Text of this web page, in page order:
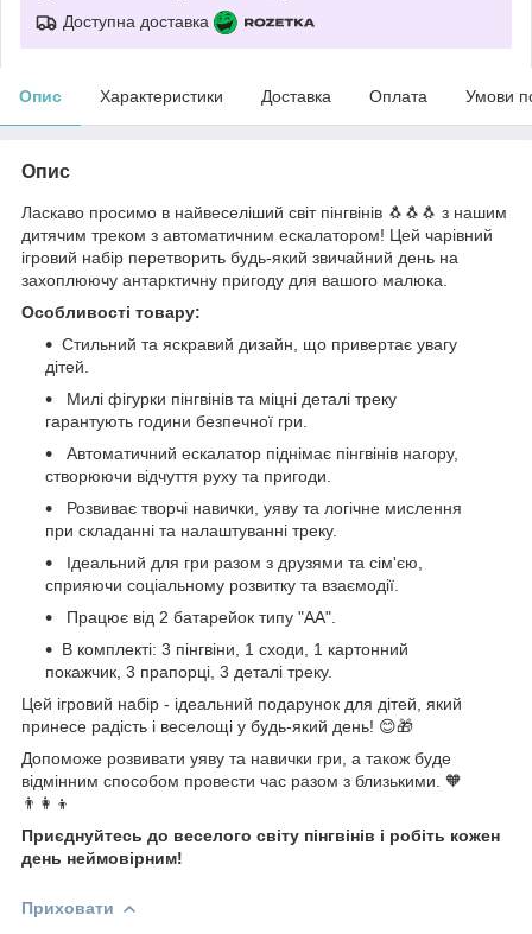
Доступна доставка
Опис Характеристики Доставка Оплата Умови
Опис
Ласкаво просимо в найвеселіший світ пінгвінів 🐧🐧🐧 з нашим
дитячим треком з автоматичним ескалатором! Цей чарівний
ігровий набір перетворить будь-який звичайний день на
захоплюючу антарктичну пригоду для вашого малюка.
Особливості товару:
Стильний та яскравий дизайн, що привертає увагу
дітей.
Милі фігурки пінгвінів та міцні деталі треку
гарантують години безпечної гри.
Автоматичний ескалатор піднімає пінгвінів нагору,
створюючи відчуття руху та пригоди.
Розвиває творчі навички, уяву та логічне мислення
при складанні та налаштуванні треку.
Ідеальний для гри разом з друзями та сім'єю,
сприяючи соціальному розвитку та взаємодії.
Працює від 2 батарейок типу "АА".
В комплекті: 3 пінгвіни, 1 сходи, 1 картонний
покажчик, 3 прапорці, 3 деталі треку.
Цей ігровий набір - ідеальний подарунок для дітей, який
принесе радість і веселощі у будь-який день! 😊🎁
Допоможе розвивати уяву та навички гри, а також буде
відмінним способом провести час разом з близькими. 🧡
👨‍👩‍👦
Приєднуйтесь до веселого світу пінгвінів і робіть кожен
день неймовірним!
Приховати